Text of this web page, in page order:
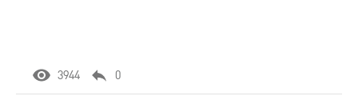
3944 0